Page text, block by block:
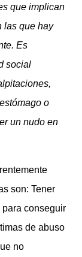
que implican
las que hay
Es
social
o
un nudo en
son: Tener
conseguir
de abuso
no